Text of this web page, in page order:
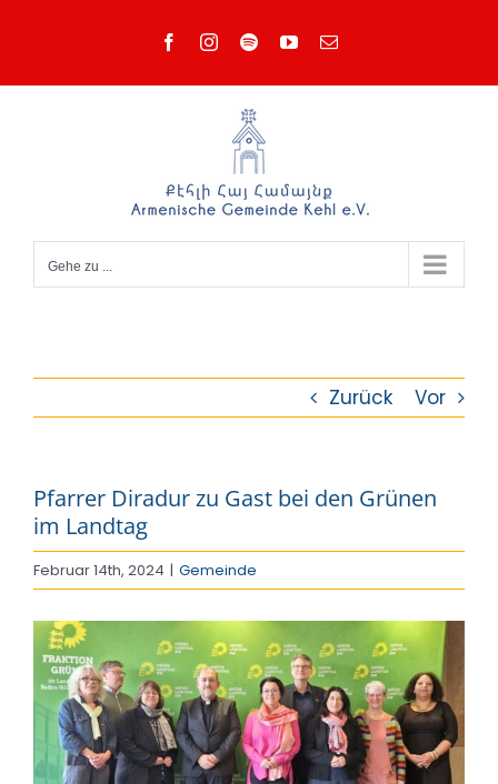
springen
FacebookInstagram
SpotifyYouTube
E-
Gehe zu ...
Zurück Vor
Pfarrer Diradur zu Gast bei den Grünen
im Landtag
Februar 14th, 2024 | Gemeinde
Zeige
grösseres
Bild